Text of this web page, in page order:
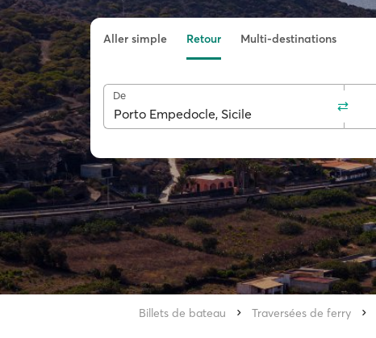
Aller simple Retour Multi-destinations
De
Billets de bateau Traversées de ferry